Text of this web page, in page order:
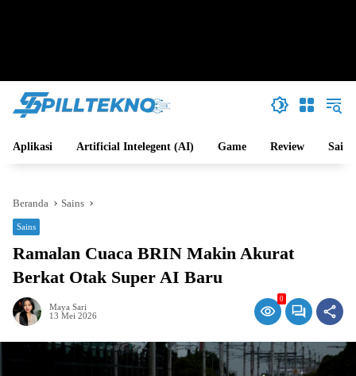
Aplikasi Artificial Intelegent (AI) Game Review Sains
Beranda Sains
Sains
Ramalan Cuaca BRIN Makin Akurat
Berkat Otak Super AI Baru
Maya Sari
13 Mei 2026
0